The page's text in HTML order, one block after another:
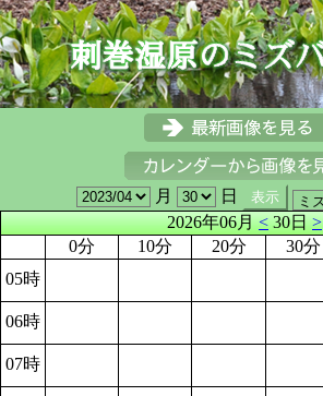
月
日
2026年06月<30日>
0分
10分 20分 30分
05時
06時
07時